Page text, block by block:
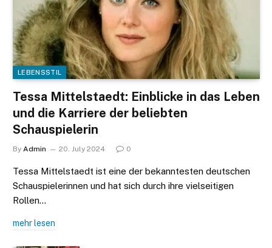
LEBENSSTIL
Tessa Mittelstaedt: Einblicke in das Leben
und die Karriere der beliebten
Schauspielerin
By Admin 20. July 2024 0
Tessa Mittelstaedt ist eine der bekanntesten deutschen
Schauspielerinnen und hat sich durch ihre vielseitigen
Rollen…
mehr lesen